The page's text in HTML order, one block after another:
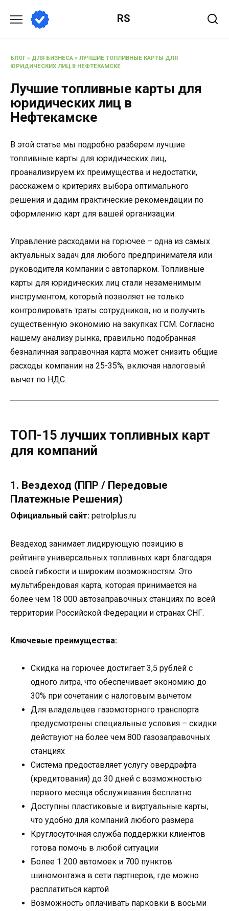
содержанию
RS
БЛОГ» ДЛЯ БИЗНЕСА » ЛУЧШИЕ ТОПЛИВНЫЕ КАРТЫ ДЛЯ
ЮРИДИЧЕСКИХ ЛИЦ В НЕФТЕКАМСКЕ
Лучшие топливные карты для
юридических лиц в
Нефтекамске
В этой статье мы подробно разберем лучшие
топливные карты для юридических лиц,
проанализируем их преимущества и недостатки,
расскажем о критериях выбора оптимального
решения и дадим практические рекомендации по
оформлению карт для вашей организации.
Управление расходами на горючее – одна из самых
актуальных задач для любого предпринимателя или
руководителя компании с автопарком. Топливные
карты для юридических лиц стали незаменимым
инструментом, который позволяет не только
контролировать траты сотрудников, но и получить
существенную экономию на закупках ГСМ. Согласно
нашему анализу рынка, правильно подобранная
безналичная заправочная карта может снизить общие
расходы компании на 25-35%, включая налоговый
вычет по НДС.
ТОП-15 лучших топливных карт
для компаний
1. Вездеход (ППР / Передовые
Платежные Решения)
Официальный сайт: petrolplus.ru
Вездеход занимает лидирующую позицию в
рейтинге универсальных топливных карт благодаря
своей гибкости и широким возможностям. Это
мультибрендовая карта, которая принимается на
более чем 18 000 автозаправочных станциях по всей
территории Российской Федерации и странах СНГ.
Ключевые преимущества:
Скидка на горючее достигает 3,5 рублей с
одного литра, что обеспечивает экономию до
30% при сочетании с налоговым вычетом
Для владельцев газомоторного транспорта
предусмотрены специальные условия – скидки
действуют на более чем 800 газозаправочных
станциях
Система предоставляет услугу овердрафта
(кредитования) до 30 дней с возможностью
первого месяца обслуживания бесплатно
Доступны пластиковые и виртуальные карты,
что удобно для компаний любого размера
Круглосуточная служба поддержки клиентов
готова помочь в любой ситуации
Более 1 200 автомоек и 700 пунктов
шиномонтажа в сети партнеров, где можно
расплатиться картой
Возможность оплачивать парковки в восьми